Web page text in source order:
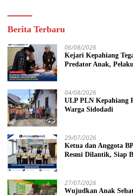
Berita Terbaru
06/08/2026
Kejari Kepahiang
Predator Anak,
04/08/2026
ULP PLN Kepahiang
Warga Sidodadi
29/07/2026
Ketua dan Anggota
Resmi Dilantik, Siap
27/07/2026
Wujudkan Anak